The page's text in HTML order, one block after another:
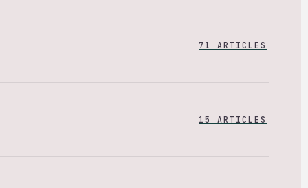
71 ARTICLES
15 ARTICLES